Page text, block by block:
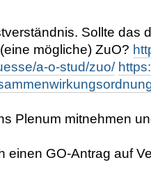
Sollte das
mögliche) ZuO?
a-o-stud/zuo/
Plenum mitnehmen
einen GO-Antrag auf